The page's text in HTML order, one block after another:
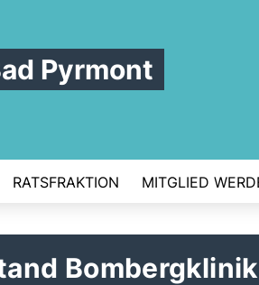
Pyrmont
RATSFRAKTION MITGLIED